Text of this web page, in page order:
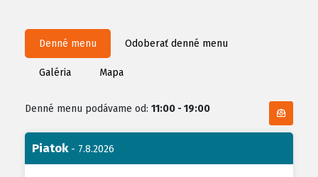
Denné menu Odoberať denné menu
Galéria Mapa
Denné menu podávame od: 11:00 - 19:00
Piatok - 7.8.2026